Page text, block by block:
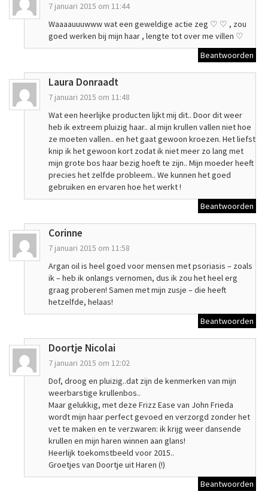
7 januari 2015 om 11:44
Waaaauuuwww wat een geweldige actie zeg ♡ ♡ , zou
goed werken bij mijn haar , lengte tot over me villen ♡
Beantwoorden
Laura Donraadt
7 januari 2015 om 11:48
Wat een heerlijke producten lijkt mij dit.. Door dit weer
heb ik extreem pluizig haar.. al mijn krullen vallen niet hoe
ze moeten vallen.. en het gaat gewoon kroezen. Het liefst
knip ik het gewoon kort zodat ik niet meer zo lang met
mijn grote bos haar bezig hoeft te zijn.. Mijn moeder heeft
precies het zelfde probleem.. We kunnen het goed
gebruiken en ervaren hoe het werkt !
Beantwoorden
Corinne
7 januari 2015 om 11:58
Argan oil is heel goed voor mensen met psoriasis – zoals
ik – heb ik onlangs vernomen, dus ik zou het heel erg
graag proberen! Samen met mijn zusje – die heeft
hetzelfde, helaas!
Beantwoorden
Doortje Nicolai
7 januari 2015 om 12:02
Dof, droog en pluizig..dat zijn de kenmerken van mijn
weerbarstige krullenbos..
Maar gelukkig, met deze Frizz Ease van John Frieda
wordt mijn haar perfect gevoed en verzorgd zonder het
vet te maken en te verzwaren: ik krijg weer dansende
krullen en mijn haren winnen aan glans!
Heerlijk toekomstbeeld voor 2015..
Groetjes van Doortje uit Haren (!)
Beantwoorden